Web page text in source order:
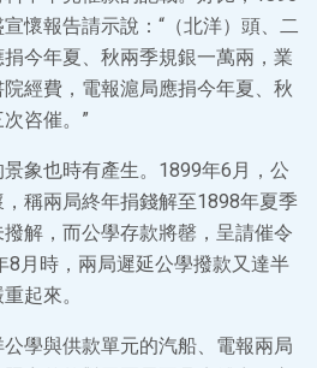
懷報告請示說：“（北洋）頭、二
今年夏、秋兩季規銀一萬兩，業
經費，電報滬局應捐今年夏、秋
咨催。”
象也時有產生。1899年6月，公
稱兩局終年捐錢解至1898年夏季
解，而公學存款將罄，呈請催令
8月時，兩局遲延公學撥款又達半
起來。
學與供款單元的汽船、電報兩局